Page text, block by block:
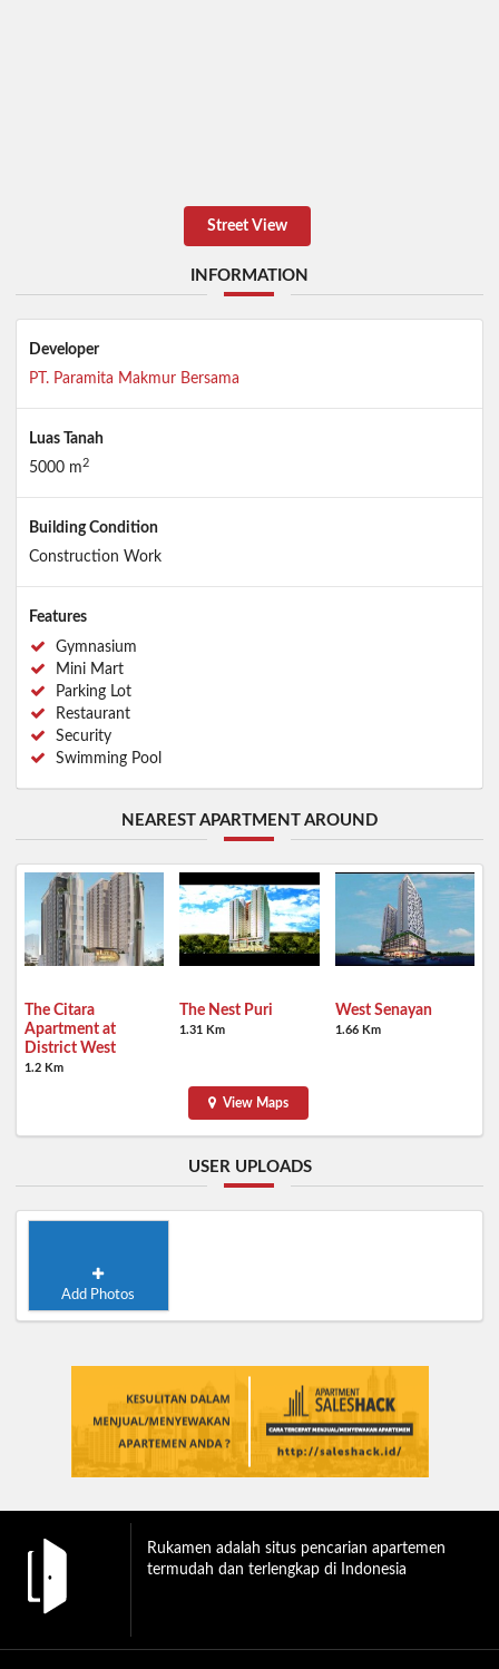
Street View
INFORMATION
Developer
PT. Paramita Makmur Bersama
Luas Tanah
5000 m 2
Building Condition
Construction Work
Features
Gymnasium
Mini Mart
Parking Lot
Restaurant
Security
Swimming Pool
NEAREST APARTMENT AROUND
The Citara
Apartment at
District West
1.2 Km
The Nest Puri
1.31 Km
West Senayan
1.66 Km
View Maps
USER UPLOADS
Add Photos
Rukamen adalah situs pencarian apartemen
termudah dan terlengkap di Indonesia